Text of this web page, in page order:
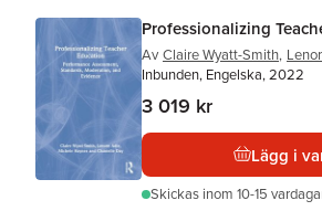
Professionalizing
Av Claire Wyatt-Smith,
Inbunden, Engelska, 2022
3 019 kr
Lägg i
Skickas inom 10-15